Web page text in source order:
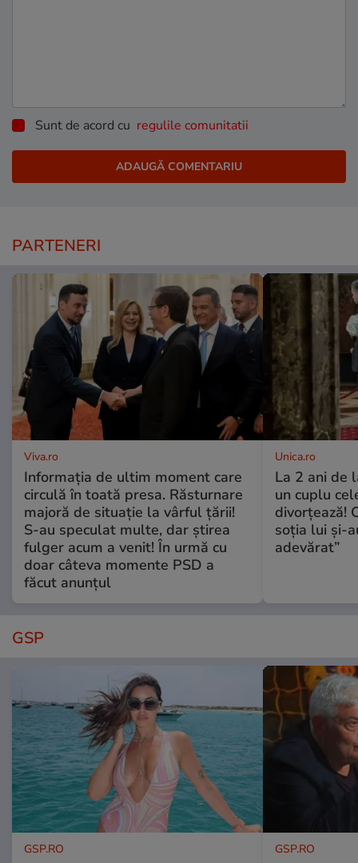
Sunt de acord cu regulile comunitatii
PARTENERI
Viva.ro
Informația de ultim moment care
circulă în toată presa. Răsturnare
majoră de situație la vârful țării!
S-au speculat multe, dar știrea
fulger acum a venit! În urmă cu
doar câteva momente PSD a
făcut anunțul
Unica.ro
La 2 ani de
un cuplu
divorțează!
soția lui și-
adevărat”
GSP
GSP.RO GSP.RO